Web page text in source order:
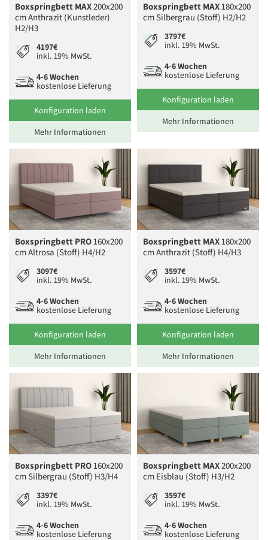
Boxspringbett MAX200x200
cm Anthrazit (Kunstleder)
H2/H3
4197€
inkl. 19% MwSt.
4-6 Wochen
kostenlose Lieferung
Konfiguration laden
Mehr Informationen
Boxspringbett MAX180x200
cm Silbergrau (Stoff) H2/H2
3797€
inkl. 19% MwSt.
4-6 Wochen
kostenlose Lieferung
Konfiguration laden
Mehr Informationen
Boxspringbett PRO160x200
cm Altrosa (Stoff) H4/H2
3097€
inkl. 19% MwSt.
4-6 Wochen
kostenlose Lieferung
Konfiguration laden
Mehr Informationen
Boxspringbett MAX180x200
cm Anthrazit (Stoff) H4/H3
3597€
inkl. 19% MwSt.
4-6 Wochen
kostenlose Lieferung
Konfiguration laden
Mehr Informationen
Boxspringbett PRO160x200
cm Silbergrau (Stoff) H3/H4
3397€
inkl. 19% MwSt.
4-6 Wochen
kostenlose Lieferung
Boxspringbett MAX200x200
cm Eisblau (Stoff) H3/H2
3597€
inkl. 19% MwSt.
4-6 Wochen
kostenlose Lieferung